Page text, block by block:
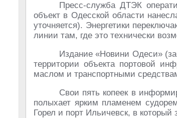
Пресс-служба ДТЭК
объект в Одесской области
уточняется). Энергетики
линии там, где это технически
Издание «Новини Одеси»
территории объекта портовой
маслом и транспортными
Свои пять копеек в
полыхает ярким пламенем
Горел и порт Ильичевск, в